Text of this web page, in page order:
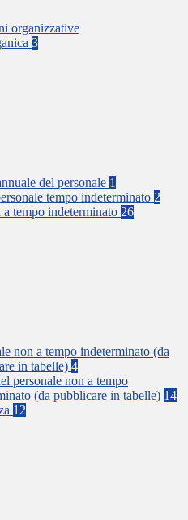
organizzative
3
del personale 1
tempo indeterminato 2
a tempo indeterminato 26
non a tempo indeterminato (da
in tabelle) 4
personale non a tempo
(da pubblicare in tabelle) 14
12